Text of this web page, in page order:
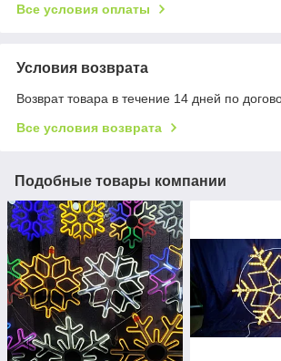
Все условия оплаты
Условия возврата
Возврат товара в течение 14 дней по
Все условия возврата
Подобные товары компании